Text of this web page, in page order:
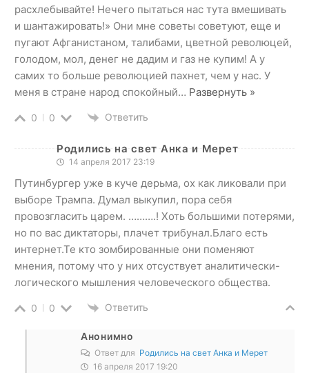
расхлебывайте! Нечего пытаться нас тута вмешивать
и шантажировать!» Они мне советы советуют, еще и
пугают Афганистаном, талибами, цветной революцей,
голодом, мол, денег не дадим и газ не купим! А у
самих то больше революцией пахнет, чем у нас. У
меня в стране народ спокойный… Развернуть »
0 0 Ответить
Родились на свет Анка и Мерет
14 апреля 2017 23:19
Путинбургер уже в куче дерьма, ох как ликовали при
выборе Трампа. Думал выкупил, пора себя
провозгласить царем. ……….! Хоть большими потерями,
но по вас диктаторы, плачет трибунал.Благо есть
интернет.Те кто зомбированные они поменяют
мнения, потому что у них отсуствует аналитически-
логического мышления человеческого общества.
0 0 Ответить
Анонимно
Ответ для Родились на свет Анка и Мерет
16 апреля 2017 19:20